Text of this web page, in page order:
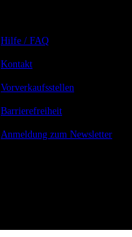
Hilfe / FAQ
Kontakt
Vorverkaufsstellen
Barrierefreiheit
Anmeldung zum Newsletter